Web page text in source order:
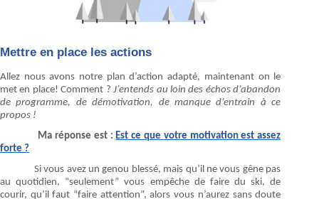
Mettre en place les actions
Allez nous avons notre plan d’action adapté, maintenant on le
met en place! Comment ? J’entends au loin des échos d’abandon
de programme, de démotivation, de manque d’entrain à ce
propos !
Ma réponse est :Est ce que votre motivation est assez
forte ?
Si vous avez un genou blessé, mais qu’il ne vous gêne pas
au quotidien, “seulement” vous empêche de faire du ski, de
courir, qu’il faut “faire attention”, alors vous n’aurez sans doute